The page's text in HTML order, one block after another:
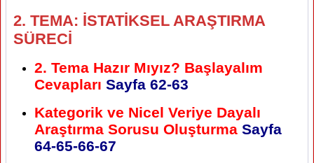
2. TEMA: İSTATİKSEL ARAŞTIRMA
SÜRECİ
2. Tema Hazır Mıyız? Başlayalım
Cevapları Sayfa 62-63
Kategorik ve Nicel Veriye Dayalı
Araştırma Sorusu Oluşturma Sayfa
64-65-66-67